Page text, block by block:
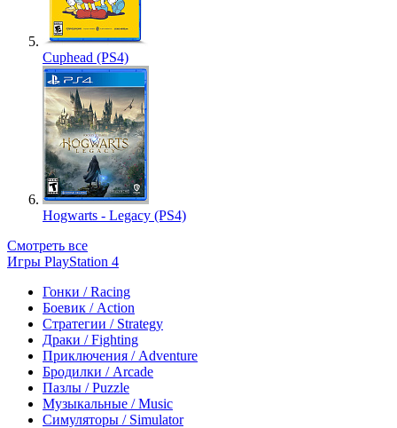
Cuphead (PS4)
Hogwarts - Legacy (PS4)
Смотреть все
Игры PlayStation 4
Гонки / Racing
Боевик / Action
Стратегии / Strategy
Драки / Fighting
Приключения / Adventure
Бродилки / Arcade
Пазлы / Puzzle
Музыкальные / Music
Симуляторы / Simulator